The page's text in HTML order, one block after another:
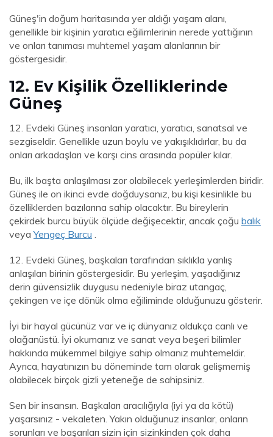
Güneş'in doğum haritasında yer aldığı yaşam alanı,
genellikle bir kişinin yaratıcı eğilimlerinin nerede yattığının
ve onları tanıması muhtemel yaşam alanlarının bir
göstergesidir.
12. Ev Kişilik Özelliklerinde
Güneş
12. Evdeki Güneş insanları yaratıcı, yaratıcı, sanatsal ve
sezgiseldir. Genellikle uzun boylu ve yakışıklıdırlar, bu da
onları arkadaşları ve karşı cins arasında popüler kılar.
Bu, ilk başta anlaşılması zor olabilecek yerleşimlerden biridir.
Güneş ile on ikinci evde doğduysanız, bu kişi kesinlikle bu
özelliklerden bazılarına sahip olacaktır. Bu bireylerin
çekirdek burcu büyük ölçüde değişecektir, ancak çoğu balık
veyaYengeç Burcu .
12. Evdeki Güneş, başkaları tarafından sıklıkla yanlış
anlaşılan birinin göstergesidir. Bu yerleşim, yaşadığınız
derin güvensizlik duygusu nedeniyle biraz utangaç,
çekingen ve içe dönük olma eğiliminde olduğunuzu gösterir.
İyi bir hayal gücünüz var ve iç dünyanız oldukça canlı ve
olağanüstü. İyi okumanız ve sanat veya beşeri bilimler
hakkında mükemmel bilgiye sahip olmanız muhtemeldir.
Ayrıca, hayatınızın bu döneminde tam olarak gelişmemiş
olabilecek birçok gizli yeteneğe de sahipsiniz.
Sen bir insansın. Başkaları aracılığıyla (iyi ya da kötü)
yaşarsınız - vekaleten. Yakın olduğunuz insanlar, onların
sorunları ve başarıları sizin için sizinkinden çok daha